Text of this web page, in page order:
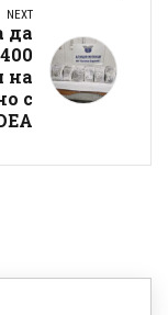
NEXT
да
на
с